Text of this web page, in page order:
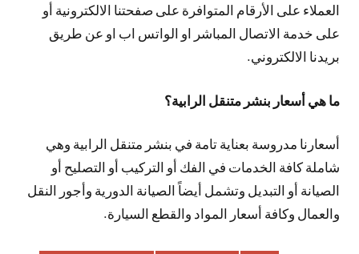
العملاء على الأرقام المتوافرة على صفحتنا الالكترونية أو
على خدمة الاتصال المباشر او الواتس اب او عن طريق
بريدنا الالكتروني.
ما هي أسعار بنشر متنقل الرابية؟
أسعارنا مدروسة بعناية تامة في بنشر متنقل الرابية وهي
شاملة كافة الخدمات في الفك أو التركيب أو التصليح أو
الصيانة أو التبديل وتشمل أيضاً الصيانة الدورية وأجور النقل
والعمال وكافة أسعار المواد والقطع السيارة.